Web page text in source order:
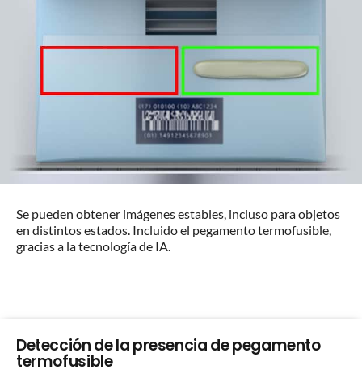
Se pueden obtener imágenes estables, incluso para objetos
en distintos estados. Incluido el pegamento termofusible,
gracias a la tecnología de IA.
Detección de la presencia de pegamento
termofusible